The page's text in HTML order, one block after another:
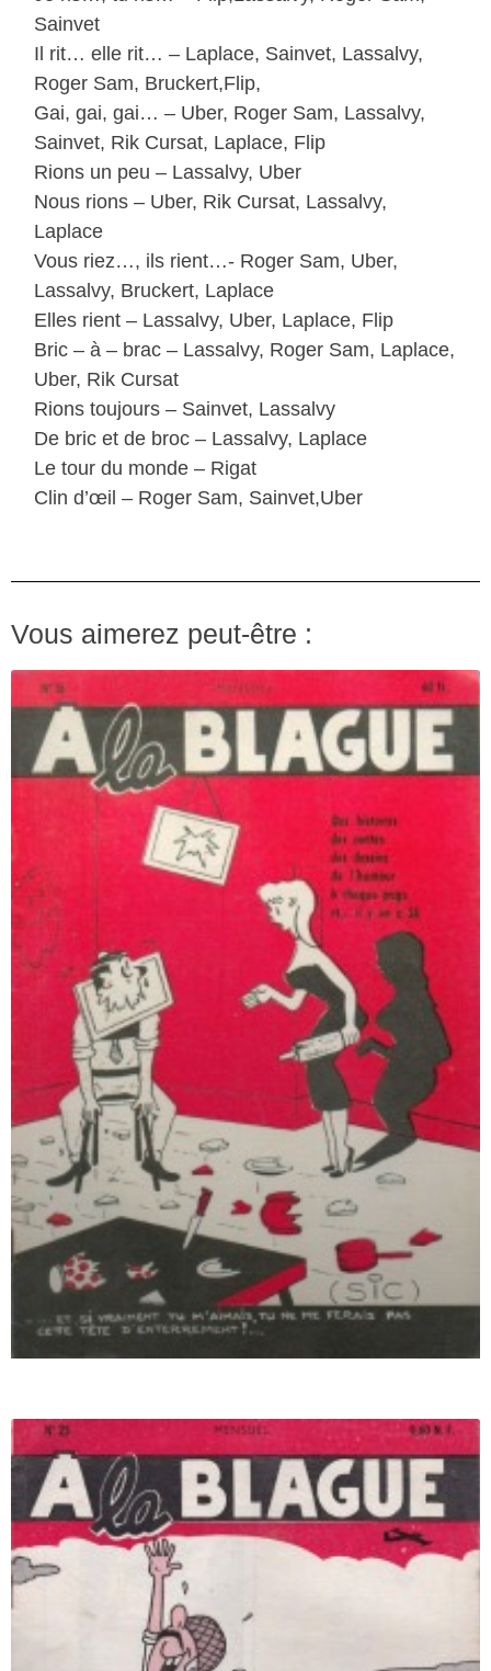
Sainvet
Il rit… elle rit… – Laplace, Sainvet, Lassalvy,
Roger Sam, Bruckert,Flip,
Gai, gai, gai… – Uber, Roger Sam, Lassalvy,
Sainvet, Rik Cursat, Laplace, Flip
Rions un peu – Lassalvy, Uber
Nous rions – Uber, Rik Cursat, Lassalvy,
Laplace
Vous riez…, ils rient…- Roger Sam, Uber,
Lassalvy, Bruckert, Laplace
Elles rient – Lassalvy, Uber, Laplace, Flip
Bric – à – brac – Lassalvy, Roger Sam, Laplace,
Uber, Rik Cursat
Rions toujours – Sainvet, Lassalvy
De bric et de broc – Lassalvy, Laplace
Le tour du monde – Rigat
Clin d’œil – Roger Sam, Sainvet,Uber
Vous aimerez peut-être :